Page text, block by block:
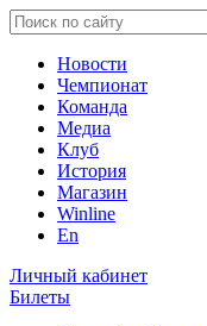
Новости
Чемпионат
Команда
Медиа
Клуб
История
Магазин
Winline
En
Личный кабинет
Билеты